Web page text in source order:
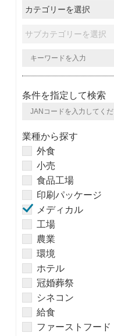
条件を指定して検索
業種から探す
外食
小売
食品工場
印刷パッケージ
メディカル
工場
農業
環境
ホテル
冠婚葬祭
シネコン
給食
ファーストフード